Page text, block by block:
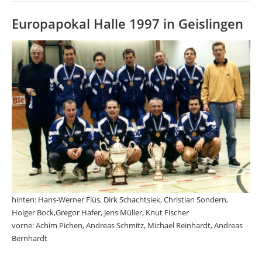
Europapokal Halle 1997 in Geislingen
hinten: Hans-Werner Flüs, Dirk Schachtsiek, Christian Sondern,
Holger Bock,Gregor Hafer, Jens Müller, Knut Fischer
vorne: Achim Pichen, Andreas Schmitz, Michael Reinhardt, Andreas
Bernhardt